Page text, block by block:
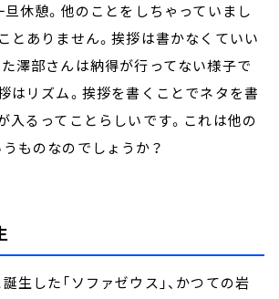
旦休憩。他のことをしちゃっていまし
とありません。挨拶は書かなくていい
澤部さんは納得が行ってない様子で
はリズム。挨拶を書くことでネタを書
入るってことらしいです。これは他の
ものなのでしょうか？
生した「ソファゼウス」、かつての岩